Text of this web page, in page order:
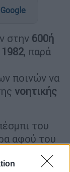
στην 600ή
, παρά
ποινών να
νοητικής
του
αφού του
για τη